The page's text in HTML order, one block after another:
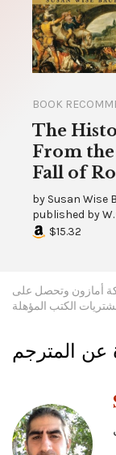
BOOK
The
From
Fall of
by Susan Wise
published by
$15.32
أمازون وتحصل على
عن المترجم